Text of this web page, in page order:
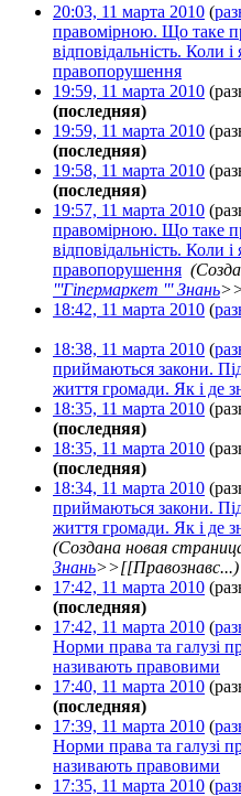
20:03, 11 марта 2010 (
правомірною. Що таке
відповідальність. Коли і
правопорушення
19:59, 11 марта 2010
(последняя)
19:59, 11 марта 2010
(последняя)
19:58, 11 марта 2010
(последняя)
19:57, 11 марта 2010
правомірною. Що таке
відповідальність. Коли і
правопорушення
'''Гіпермаркет ''' Знань
18:42, 11 марта 2010 (
18:38, 11 марта 2010 (
приймаються закони.
життя громади. Як і де
18:35, 11 марта 2010
(последняя)
18:35, 11 марта 2010
(последняя)
18:34, 11 марта 2010
приймаються закони.
життя громади. Як і де
(Создана новая
Знань>>[[Правознавс...)
17:42, 11 марта 2010
(последняя)
17:42, 11 марта 2010 (
Норми права та галузі
називають правовими
17:40, 11 марта 2010
(последняя)
17:39, 11 марта 2010 (
Норми права та галузі
називають правовими
17:35, 11 марта 2010 (